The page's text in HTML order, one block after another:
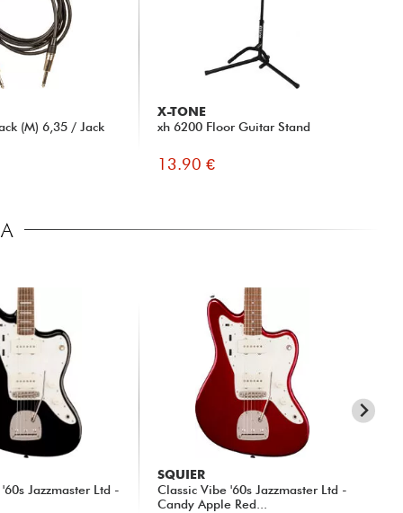
(M) 6,35 / Jack
X-TONE
xh 6200 Floor Guitar Stand
13.90 €
Jazzmaster Ltd -
SQUIER
Classic Vibe '60s Jazzmaster Ltd -
Candy Apple Red...